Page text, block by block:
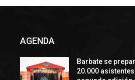
AGENDA
Barbate se
20.000